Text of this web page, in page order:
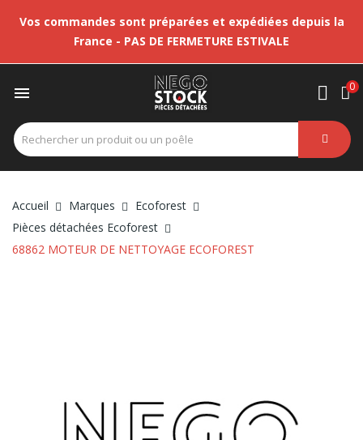
Vos commandes sont préparées et expédiées depuis la
France - PAS DE FERMETURE ESTIVALE
 0
Accueil Marques
Ecoforest
Pièces détachées Ecoforest
68862 MOTEUR DE NETTOYAGE ECOFOREST